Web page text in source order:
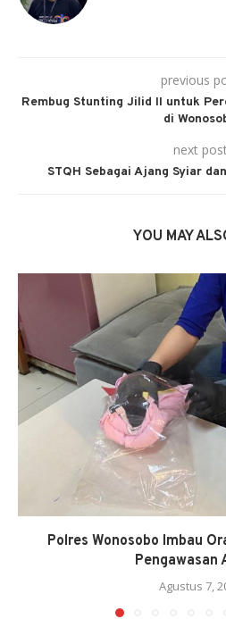
previous
Rembug Stunting Jilid II untuk
di
next
STQH Sebagai Ajang Syiar
YOU MAY
Polres Wonosobo Imbau
Pengawasan
Agustus 7,